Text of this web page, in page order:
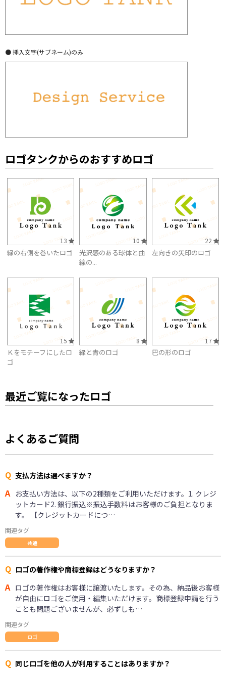
● 挿入文字(サブネーム)のみ
ロゴタンクからのおすすめロゴ
13
緑の右側を巻いたロゴ
10
光沢感のある球体と曲
線の...
22
左向きの矢印のロゴ
15
Ｋをモチーフにしたロ
ゴ
8
緑と青のロゴ
17
巴の形のロゴ
最近ご覧になったロゴ
よくあるご質問
Q 支払方法は選べますか？
A お支払い方法は、以下の2種類をご利用いただけます。1. クレジ
ットカード2. 銀行振込※振込手数料はお客様のご負担となりま
す。 【クレジットカードにつ…
関連タグ
共通
Q ロゴの著作権や商標登録はどうなりますか？
A ロゴの著作権はお客様に譲渡いたします。その為、納品後お客様
が自由にロゴをご使用・編集いただけます。商標登録申請を行う
ことも問題ございませんが、必ずしも…
関連タグ
ロゴ
Q 同じロゴを他の人が利用することはありますか？